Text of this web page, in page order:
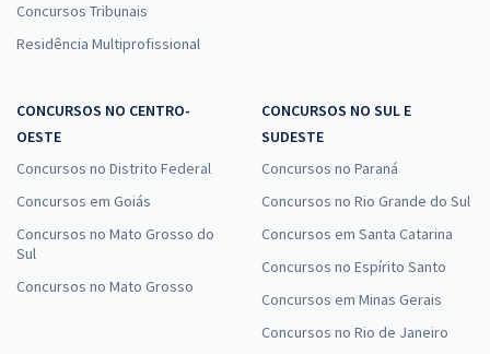
Concursos Tribunais
Residência Multiprofissional
CONCURSOS NO CENTRO-
OESTE
Concursos no Distrito Federal
Concursos em Goiás
Concursos no Mato Grosso do
Sul
Concursos no Mato Grosso
CONCURSOS NO SUL E
SUDESTE
Concursos no Paraná
Concursos no Rio Grande do Sul
Concursos em Santa Catarina
Concursos no Espírito Santo
Concursos em Minas Gerais
Concursos no Rio de Janeiro